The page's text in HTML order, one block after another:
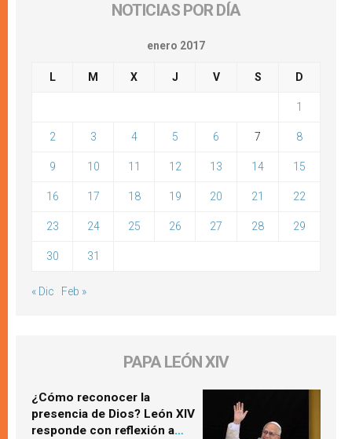
NOTICIAS POR DÍA
enero 2017
L M X J V S D
1
2 3 4 5 6 7 8
9 10 11 12 13 14 15
16 17 18 19 20 21 22
23 24 25 26 27 28 29
30 31
« Dic Feb »
PAPA LEÓN XIV
¿Cómo reconocer la
presencia de Dios? León XIV
responde con reflexión a